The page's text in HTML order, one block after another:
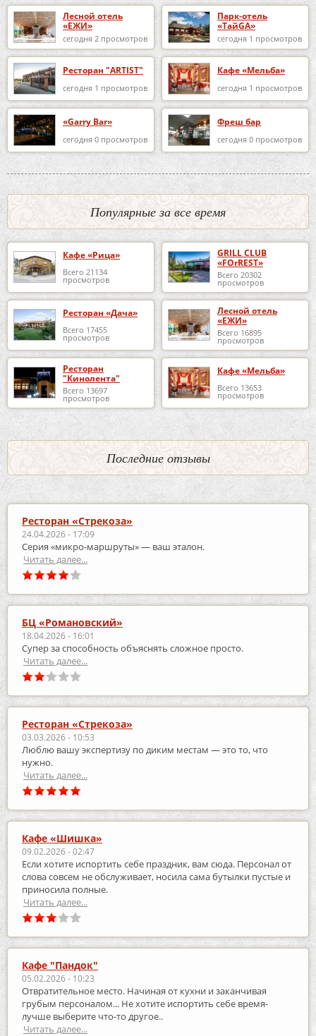
Лесной отель
«ЕЖИ»
сегодня 2 просмотров
Парк-отель
«ТайGA»
сегодня 1 просмотров
Ресторан "ARTIST"
сегодня 1 просмотров
Кафе «Мельба»
сегодня 1 просмотров
«Garry Bar»
сегодня 0 просмотров
Фреш бар
сегодня 0 просмотров
Популярные за все время
Кафе «Рица»
Всего 21134
просмотров
GRILL CLUB
«FOrREST»
Всего 20302
просмотров
Ресторан «Дача»
Всего 17455
просмотров
Лесной отель
«ЕЖИ»
Всего 16895
просмотров
Ресторан
"Кинолента"
Всего 13697
просмотров
Кафе «Мельба»
Всего 13653
просмотров
Последние отзывы
Ресторан «Стрекоза»
24.04.2026 - 17:09
Серия «микро‑маршруты» — ваш эталон.
Читать далее...
БЦ «Романовский»
18.04.2026 - 16:01
Супер за способность объяснять сложное просто.
Читать далее...
Ресторан «Стрекоза»
03.03.2026 - 10:53
Люблю вашу экспертизу по диким местам — это то, что
нужно.
Читать далее...
Кафе «Шишка»
09.02.2026 - 02:47
Если хотите испортить себе праздник, вам сюда. Персонал от
слова совсем не обслуживает, носила сама бутылки пустые и
приносила полные.
Читать далее...
Кафе "Пандок"
05.02.2026 - 10:23
Отвратительное место. Начиная от кухни и заканчивая
грубым персоналом... Не хотите испортить себе время-
лучше выберите что-то другое..
Читать далее...